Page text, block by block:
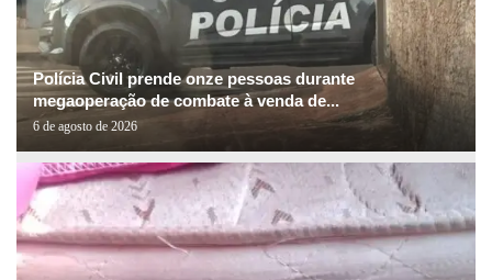
Polícia Civil prende onze pessoas durante
megaoperação de combate à venda de...
6 de agosto de 2026